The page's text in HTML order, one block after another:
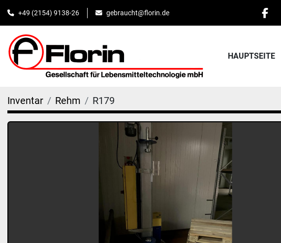
+49 (2154) 9138-26 gebraucht@florin.de
HAUPTSEITE
Inventar Rehm R179